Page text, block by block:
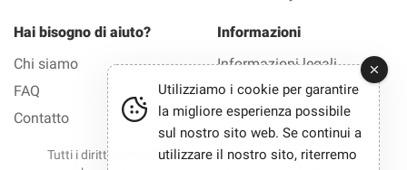
Hai bisogno di aiuto?
Chi siamo
FAQ
Contatto
Informazioni
Informazioni legali
Privacy
Tutti i diritti riservati © 2012-2026 Bono Sconto — Tutti i
Utilizziamo i cookie per garantire
la migliore esperienza possibile
sul nostro sito web. Se continui a
utilizzare il nostro sito, riterremo